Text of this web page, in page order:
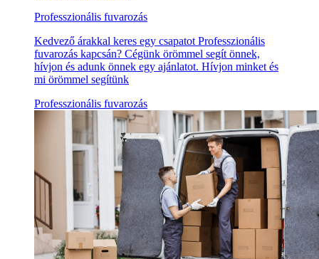
Professzionális fuvarozás
Kedvező árakkal keres egy csapatot Professzionális
fuvarozás kapcsán? Cégünk örömmel segít önnek,
hívjon és adunk önnek egy ajánlatot. Hívjon minket és
mi örömmel segítünk
Professzionális fuvarozás